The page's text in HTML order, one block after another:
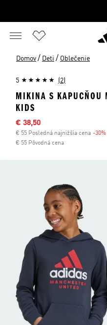
Domov / Deti / Oblečenie
5 (2)
MIKINA S KAPUCŇOU
KIDS
Výpredajová cena
€ 38,50
€ 55 Posledná najnižšia cena -30%
€ 55 Pôvodná cena